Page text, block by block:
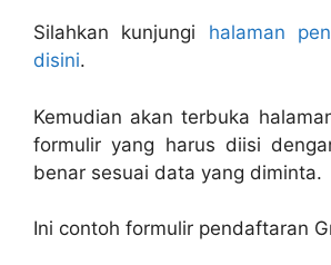
Silahkan kunjungi halaman
disini.
Kemudian akan terbuka
formulir yang harus diisi
benar sesuai data yang diminta.
Ini contoh formulir pendaftaran